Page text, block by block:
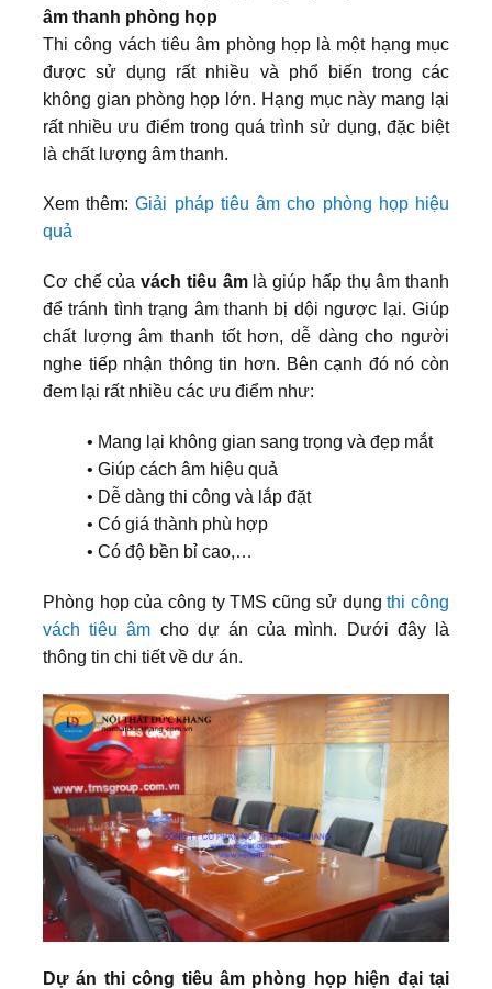
âm thanh phòng họp
Thi công vách tiêu âm phòng họp là một hạng mục
được sử dụng rất nhiều và phổ biến trong các
không gian phòng họp lớn. Hạng mục này mang lại
rất nhiều ưu điểm trong quá trình sử dụng, đặc biệt
là chất lượng âm thanh.
Xem thêm:Giải pháp tiêu âm cho phòng họp hiệu
quả
Cơ chế củavách tiêu âmlà giúp hấp thụ âm thanh
để tránh tình trạng âm thanh bị dội ngược lại. Giúp
chất lượng âm thanh tốt hơn, dễ dàng cho người
nghe tiếp nhận thông tin hơn. Bên cạnh đó nó còn
đem lại rất nhiều các ưu điểm như:
• Mang lại không gian sang trọng và đẹp mắt
• Giúp cách âm hiệu quả
• Dễ dàng thi công và lắp đặt
• Có giá thành phù hợp
• Có độ bền bỉ cao,…
Phòng họp của công ty TMS cũng sử dụngthi công
vách tiêu âm cho dự án của mình. Dưới đây là
thông tin chi tiết về dư án.
Dự án thi công tiêu âm phòng họp hiện đại tại